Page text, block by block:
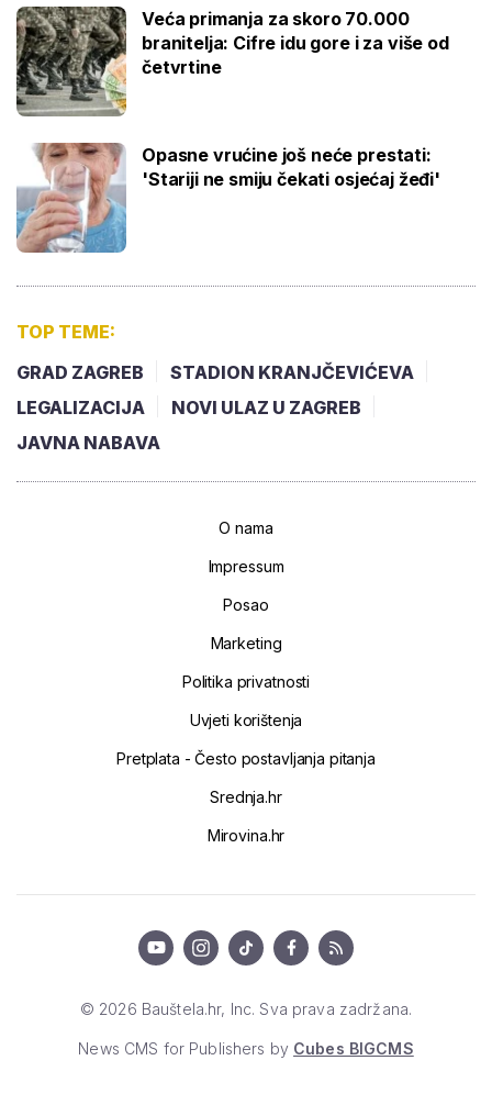
Veća primanja za skoro 70.000
branitelja: Cifre idu gore i za više od
četvrtine
Opasne vrućine još neće prestati:
'Stariji ne smiju čekati osjećaj žeđi'
TOP TEME:
GRAD ZAGREB
STADION KRANJČEVIĆEVA
LEGALIZACIJA
NOVI ULAZ U ZAGREB
JAVNA NABAVA
O nama
Impressum
Posao
Marketing
Politika privatnosti
Uvjeti korištenja
Pretplata - Često postavljanja pitanja
Srednja.hr
Mirovina.hr
© 2026 Bauštela.hr, Inc. Sva prava zadržana.
News CMS for Publishers by Cubes BIGCMS